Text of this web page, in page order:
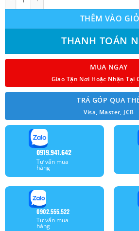
THÊM VÀO GIỎ
THANH TOÁN
MUA NGAY
Giao Tận Nơi Hoặc Nhận Tại
TRẢ GÓP QUA
Visa, Master, JCB
0919.941.642
Tư vấn mua
hàng
0902.555.522
Tư vấn mua
hàng